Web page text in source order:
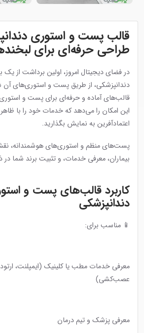
قالب پست و استوری
طراحی حرفه‌ای برای
در فضای دیجیتال امروز، اولین برداشت از یک
دندانپزشکی، از طریق پست و استوری‌های
قالب‌های آماده و حرفه‌ای برای پست و
این امکان را می‌دهد که خدمات خود را با
اعتمادآفرین به نمایش بگذارید.
پست‌های منظم و استوری‌های هوشمندانه،
بیماران، معرفی خدمات، و تثبیت برند شما
کاربرد قالب‌های پست و
دندانپزشکی
📱 مناسب برای:
معرفی خدمات مطب یا کلینیک (ایمپلنت،
عصب‌کشی)
معرفی پزشک و تیم درمان